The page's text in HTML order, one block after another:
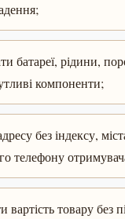
батареї, рідини,
компоненти;
без індексу,
телефону
вартість товару без